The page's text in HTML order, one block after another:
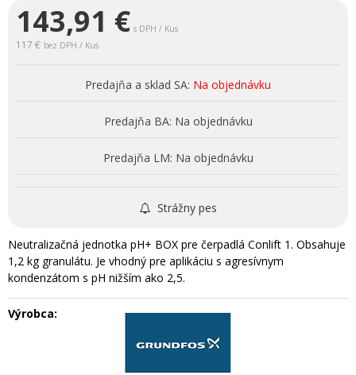
143,91 € s DPH / Kus
117 € bez DPH / Kus
Predajňa a sklad SA: Na objednávku
Predajňa BA: Na objednávku
Predajňa LM: Na objednávku
Strážny pes
Neutralizačná jednotka pH+ BOX pre čerpadlá Conlift 1. Obsahuje
1,2 kg granulátu. Je vhodný pre aplikáciu s agresívnym
kondenzátom s pH nižším ako 2,5.
Výrobca: